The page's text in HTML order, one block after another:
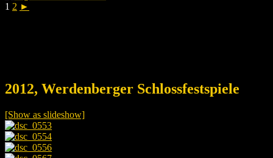
1 2 ►
2012, Werdenberger Schlossfestspiele
[Show as slideshow]